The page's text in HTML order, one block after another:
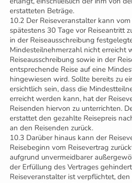
erstatteten Beträge.
10.2 Der Reiseveranstalter kann
spätestens 30 Tage vor Reiseantritt
in der Reiseausschreibung
Mindesteilnehmerzahl nicht erreicht
Reiseausschreibung sowie in der
entsprechende Reise auf eine
hingewiesen wird. Sollte bereits zu
ersichtlich sein, dass die
erreicht werden kann, hat der
Reisenden hiervon zu unterrichten.
erstattet den gezahlte Reisepreis
an den Reisenden zurück.
10.3 Darüber hinaus kann der
Reisebeginn vom Reisevertrag
aufgrund unvermeidbarer
der Erfüllung des Vertrages
Reiseveranstalter ist verpflichtet, den